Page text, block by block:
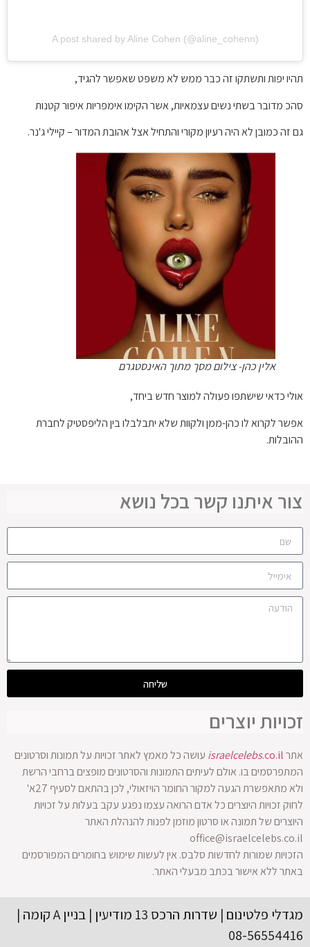
A post shared by Aline Cohen (@aline_cohenn)
תהיו יפות ותשתקו זה כבר ממש לא משפט שאפשר להגיד,
סהכ מדובר בשתי נשים עצמאיות, אשר הקימו אימפריות איפור קטנות
גם זה כמובן לא היה רעיון מקורי והתחיל אצל אהובת המדור – קיילי ג'נר.
אלין כהן- צילום מסך מתוך האינסטגרם
אולי כדאי שישתפו פעולה למוצר חדש ביחד,
אפשר לקרוא לו כהן-ממן ולקוות שלא יתבלבלו בין הליפסטיק לחברת
ההובלות.
צור איתנו קשר בכל נושא
שליחה
זכויות יוצרים
אתר israelcelebs.co.il
עושה כל מאמץ לאתר זכויות על תמונות וסרטונים
המתפרסמים בו. אולם לעיתים התמונות והסרטונים מופצים ברחבי הרשת
ולא מתאפשרת הגעה למקור החומר הויזאולי, לכן בהתאם לסעיף 27א'
לחוק זכויות היוצרים כל אדם הרואה עצמו נפגע עקב בעלות על זכויות
היוצרים של תמונה או סרטון מוזמן לפנות להנהלת האתר
office@israelcelebs.co.il
הזכויות שמורות לחדשות סלבס. אין לעשות שימוש בחומרים המפורסמים
באתר ללא אישור בכתב מבעלי האתר.
מגדלי פלטינום | שדרות הרכס 13 מודיעין | בניין A קומה |
08-56554416